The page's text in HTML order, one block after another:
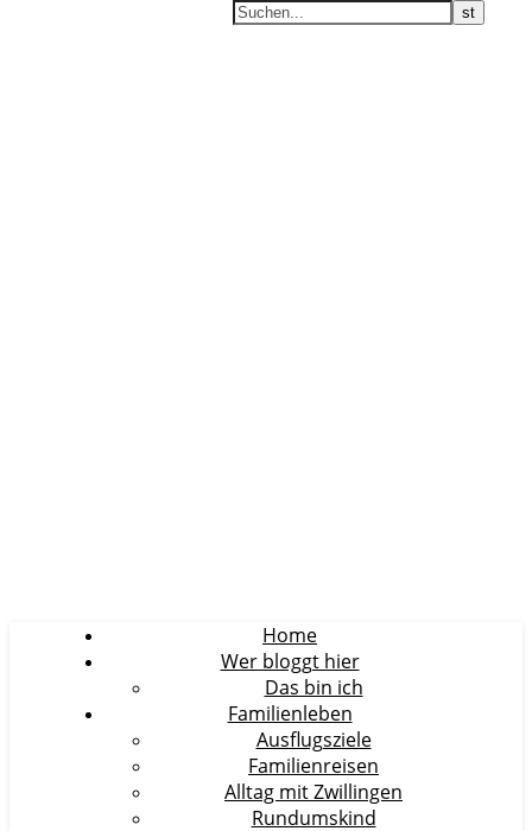
Home
Wer bloggt hier
Das bin ich
Familienleben
Ausflugsziele
Familienreisen
Alltag mit Zwillingen
Rundumskind